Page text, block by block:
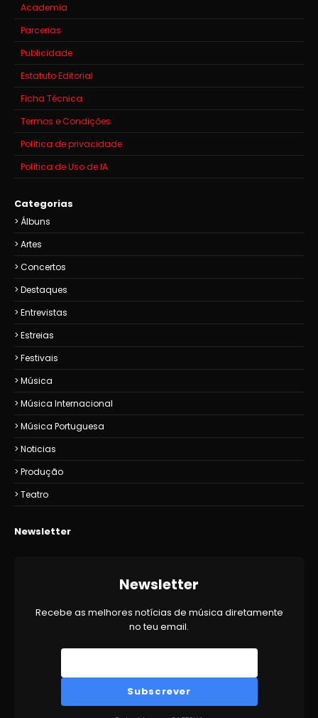
Academia
Parcerias
Publicidade
Estatuto Editorial
Ficha Técnica
Termos e Condições
Política de privacidade
Política de Uso de IA
Categorias
Álbuns
Artes
Concertos
Destaques
Entrevistas
Estreias
Festivais
Música
Música Internacional
Música Portuguesa
Noticias
Produção
Teatro
Newsletter
Newsletter
Recebe as melhores notícias de música diretamente
no teu email.
Subscrever